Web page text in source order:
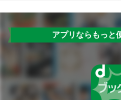
アプリならもっと